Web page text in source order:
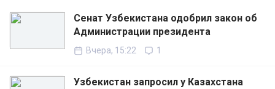
Сенат Узбекистана одобрил закон об
Администрации президента
Вчера, 15:22 1
Узбекистан запросил у Казахстана